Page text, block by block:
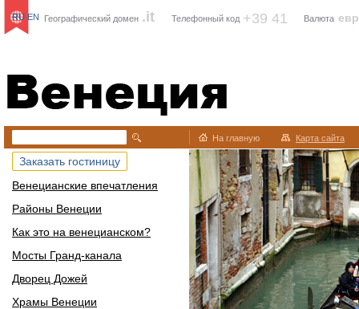
Венеция
Географический домен .it Телефонный код +39 41 Валюта
RU EN
На главную Карта сайта
Заказать гостиницу
Венецианские впечатления
Районы Венеции
Как это на венецианском?
Мосты Гранд-канала
Дворец Дожей
Храмы Венеции